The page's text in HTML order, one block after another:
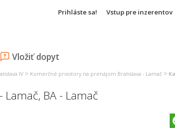
Prihláste sa! Vstup pre inzerentov
Vložiť dopyt
IV > Komerčné priestory na prenájom Bratislava - Lamač >
Lamač, BA - Lamač